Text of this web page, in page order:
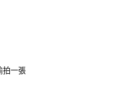
拍一張